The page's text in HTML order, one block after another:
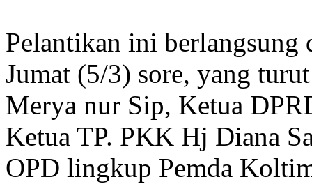
Pelantikan ini
Jumat (5/3) sore, yang
Merya nur Sip, Ketua
Ketua TP. PKK Hj Diana
OPD lingkup Pemda